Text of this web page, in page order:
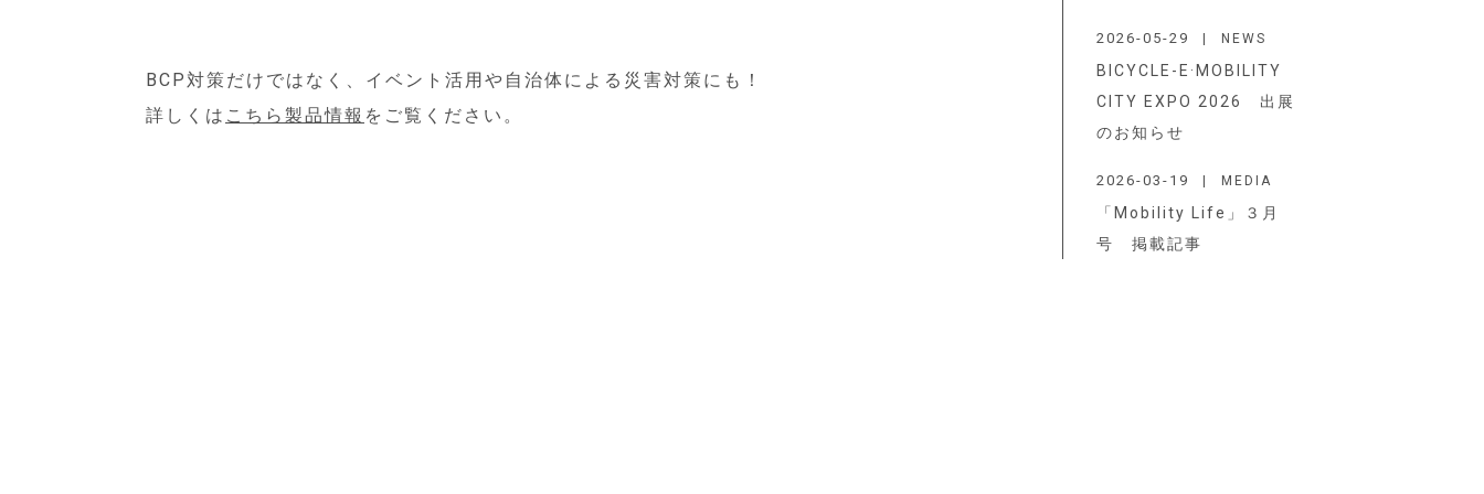
BCP対策だけではなく、イベント活用や自治体による災害対策にも！
詳しくは こちら製品情報 をご覧ください。
2026-05-29 NEWS
BICYCLE-E·MOBILITY
CITY EXPO 2026 出展
のお知らせ
2026-03-19 MEDIA
「Mobility Life」３月
号 掲載記事